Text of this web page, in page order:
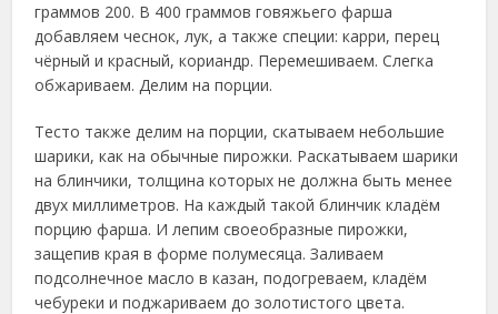
граммов 200. В 400 граммов говяжьего фарша
добавляем чеснок, лук, а также специи: карри, перец
чёрный и красный, кориандр. Перемешиваем. Слегка
обжариваем. Делим на порции.
Тесто также делим на порции, скатываем небольшие
шарики, как на обычные пирожки. Раскатываем шарики
на блинчики, толщина которых не должна быть менее
двух миллиметров. На каждый такой блинчик кладём
порцию фарша. И лепим своеобразные пирожки,
защепив края в форме полумесяца. Заливаем
подсолнечное масло в казан, подогреваем, кладём
чебуреки и поджариваем до золотистого цвета.